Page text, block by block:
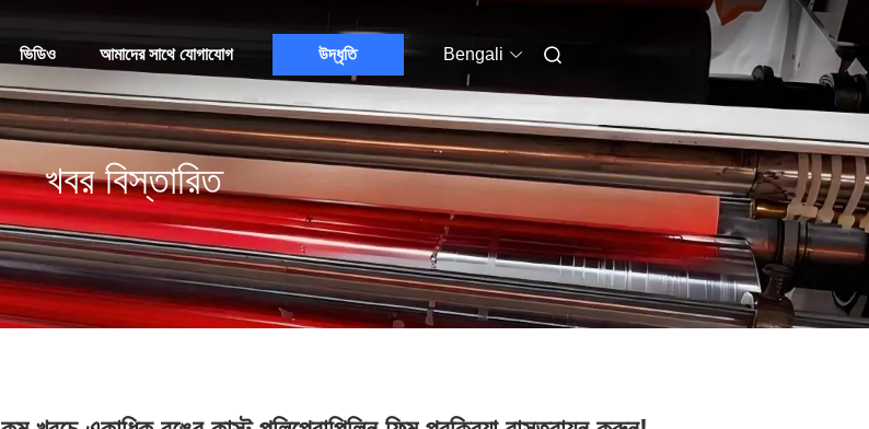
ভিডিও আমাদের সাথে যোগাযোগ উদ্ধৃতি Bengali
খবর বিস্তারিত